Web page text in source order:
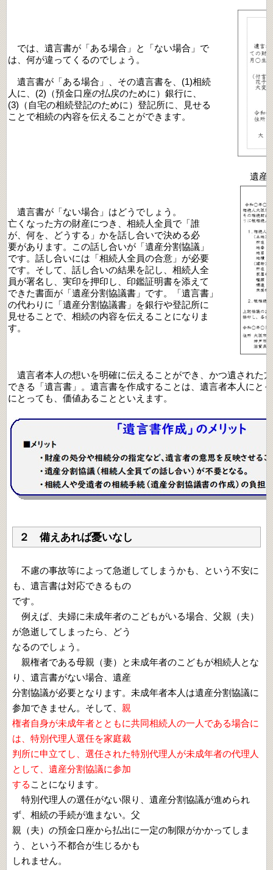
では、遺言書が「ある場合」と「ない場合」で
は、何が違ってくるのでしょう。
遺言書が「ある場合」、その遺言書を、(1)相続
人に、(2)（預金口座の払戻のために）銀行に、
(3)（自宅の相続登記のために）登記所に、見せる
ことで相続の内容を伝えることができます。
遺産
遺言書が「ない場合」はどうでしょう。
亡くなった方の財産につき、相続人全員で「誰
が、何を、どうする」かを話し合いで決める必
要があります。この話し合いが「遺産分割協議」
です。話し合いには「相続人全員の合意」が必要
です。そして、話し合いの結果を記し、相続人全
員が署名し、実印を押印し、印鑑証明書を添えて
できた書面が「遺産分割協議書」です。「遺言書」
の代わりに「遺産分割協議書」を銀行や登記所に
見せることで、相続の内容を伝えることになりま
す。
遺言者本人の想いを明確に伝えることができ、かつ遺された
できる「遺言書」。遺言書を作成することは、遺言者本人にと
にとっても、価値あることといえます。
２ 備えあれば憂いなし
不慮の事故等によって急逝してしまうかも、という不安に
も、遺言書は対応できるもの
です。
例えば、夫婦に未成年者のこどもがいる場合、父親（夫）
が急逝してしまったら、どう
なるのでしょう。
親権者である母親（妻）と未成年者のこどもが相続人とな
り、遺言書がない場合、遺産
分割協議が必要となります。未成年者本人は遺産分割協議に
参加できません。そして、 親
権者自身が未成年者とともに共同相続人の一人である場合に
は、特別代理人選任を家庭裁
判所に申立てし、選任された特別代理人が未成年者の代理人
として、遺産分割協議に参加
する ことになります。
特別代理人の選任がない限り、遺産分割協議が進められ
ず、相続の手続が進まない。父
親（夫）の預金口座から払出に一定の制限がかかってしま
う、という不都合が生じるかも
しれません。